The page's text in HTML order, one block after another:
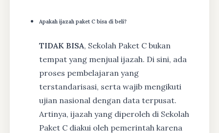
Apakah ijazah paket C bisa di beli?
TIDAK BISA, Sekolah Paket C bukan
tempat yang menjual ijazah. Di sini, ada
proses pembelajaran yang
terstandarisasi, serta wajib mengikuti
ujian nasional dengan data terpusat.
Artinya, ijazah yang diperoleh di Sekolah
Paket C diakui oleh pemerintah karena